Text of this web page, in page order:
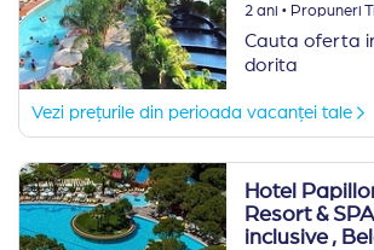
2 ani ·Propuneri
Cauta oferta
dorita
Vezi prețurile din perioada vacanței tale
Hotel
Resort &
inclusive ,